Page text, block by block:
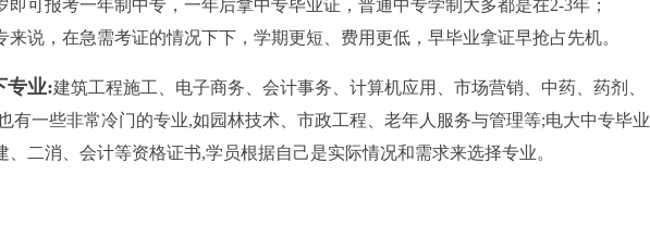
即可报考一年制中专，一年后拿中专毕业证，普通中专学制大多都是在2-3年；
来说，在急需考证的情况下下，学期更短、费用更低，早毕业拿证早抢占先机。
专业:建筑工程施工、电子商务、会计事务、计算机应用、市场营销、中药、药剂、
有一些非常冷门的专业,如园林技术、市政工程、老年人服务与管理等;电大中专毕业
、二消、会计等资格证书,学员根据自己是实际情况和需求来选择专业。